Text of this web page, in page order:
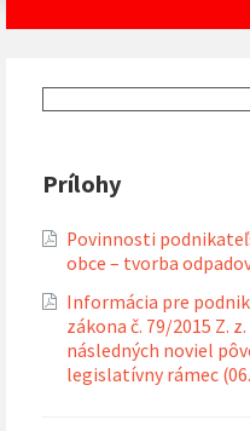
Prílohy
Povinnosti
obce – tvorba
Informácia pre
zákona č. 79/2015 Z.
následných noviel
legislatívny rámec